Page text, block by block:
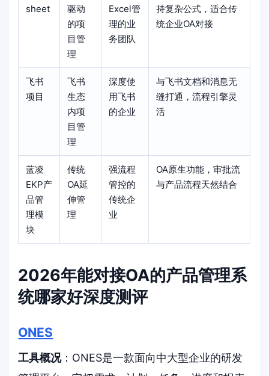
sheet
驱动
的项
目管
理
Excel管
理的业
务团队
持复杂公式，适合传
统企业OA对接
飞书
项目
飞书
生态
内项
目管
理
深度使
用飞书
的企业
与飞书文档和消息无
缝打通，流程引擎灵
活
蓝凌
EKP产
品管
理模
块
传统
OA延
伸管
理
强流程
管控的
传统企
业
OA原生功能，审批流
与产品流程天然结合
2026年能对接OA的产品管理系
统哪家好深度测评
ONES
工具概况：ONES是一款面向中大型企业的研发